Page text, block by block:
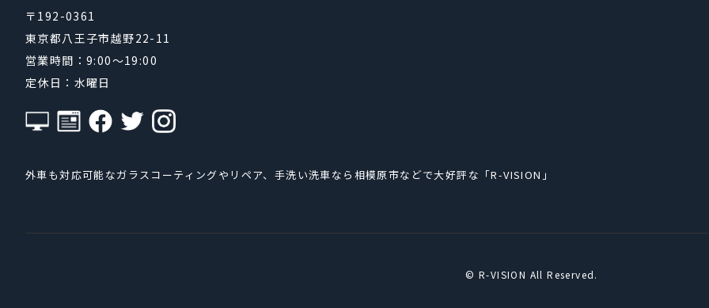
〒192-0361
東京都八王子市越野22-11
営業時間：9:00～19:00
定休日：水曜日
外車も対応可能なガラスコーティングやリペア、手洗い洗車なら相模原市などで大好評な「R-VISION」
© R-VISION All Reserved.